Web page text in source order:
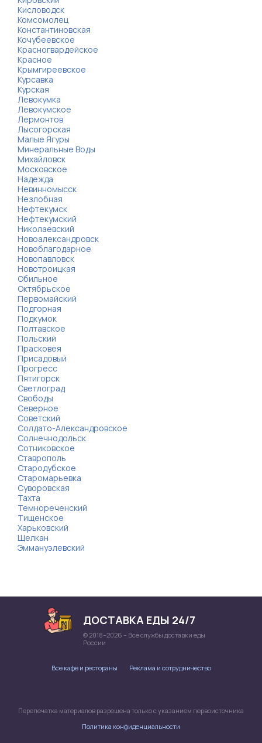
Кисловодск
Комсомолец
Константиновская
Кочубеевское
Красногвардейское
Красное
Крымгиреевское
Курсавка
Курская
Левокумка
Левокумское
Лермонтов
Лысогорская
Малые Ягуры
Минеральные Воды
Михайловск
Московское
Надежда
Невинномысск
Незлобная
Нефтекумск
Нефтекумский
Николаевский
Новоалександровск
Новоблагодарное
Новопавловск
Новотроицкая
Обильное
Октябрьское
Первомайский
Подгорная
Подкумок
Полтавское
Польский
Прасковея
Присадовый
Прогресс
Пятигорск
Светлоград
Свободы
Северное
Советский
Солдато-Александровское
Солнечнодольск
Сотниковское
Ставрополь
Стародубское
Старомарьевка
Суворовская
Тахта
Темнореченский
Тищенское
Харьковский
Щелкан
Эммануэлевский
ДОСТАВКА ЕДЫ 24/7
© 2018–2026 – Все службы доставки еды
России
Все кафе и рестораны Реклама и сотрудничество
Перепечатка материалов разрешена только с указанием первоисточника
Политика конфиденциальности